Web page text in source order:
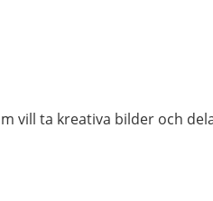
vill ta kreativa bilder och